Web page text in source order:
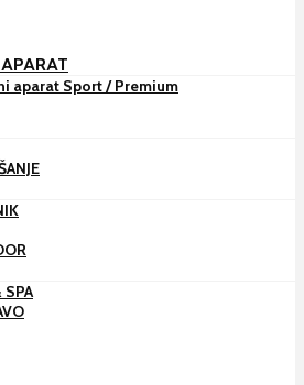
aparat Sport / Premium
SPA